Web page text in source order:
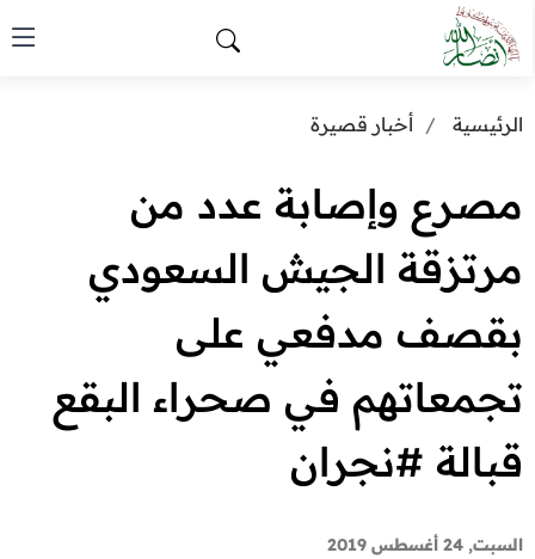
الرئيسية أخبار قصيرة
مصرع وإصابة عدد من
مرتزقة الجيش السعودي
بقصف مدفعي على
تجمعاتهم في صحراء البقع
قبالة #نجران
السبت, 24 أغسطس 2019